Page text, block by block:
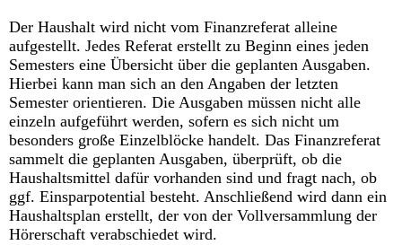
Der Haushalt wird nicht vom Finanzreferat alleine
aufgestellt. Jedes Referat erstellt zu Beginn eines jeden
Semesters eine Übersicht über die geplanten Ausgaben.
Hierbei kann man sich an den Angaben der letzten
Semester orientieren. Die Ausgaben müssen nicht alle
einzeln aufgeführt werden, sofern es sich nicht um
besonders große Einzelblöcke handelt. Das Finanzreferat
sammelt die geplanten Ausgaben, überprüft, ob die
Haushaltsmittel dafür vorhanden sind und fragt nach, ob
ggf. Einsparpotential besteht. Anschließend wird dann ein
Haushaltsplan erstellt, der von der Vollversammlung der
Hörerschaft verabschiedet wird.